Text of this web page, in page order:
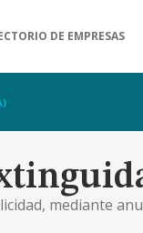
DE EMPRESAS
mediante
relaciones